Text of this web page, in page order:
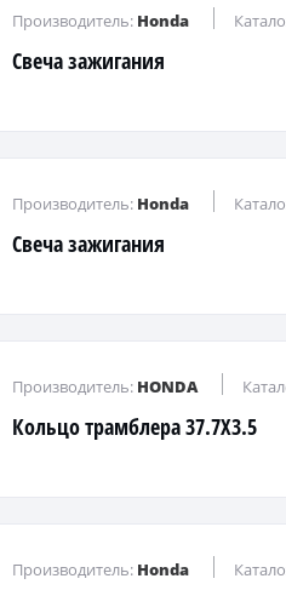
Cвеча зажигания
Производитель: Honda
Свеча зажигания
Производитель: Honda
Кольцо трамблера 37.7X3.5
Производитель: HONDA
Производитель: Honda